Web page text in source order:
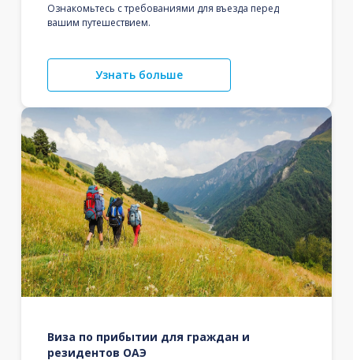
Ознакомьтесь с требованиями для въезда перед
вашим путешествием.
Узнать больше
Виза по прибытии для граждан и
резидентов ОАЭ